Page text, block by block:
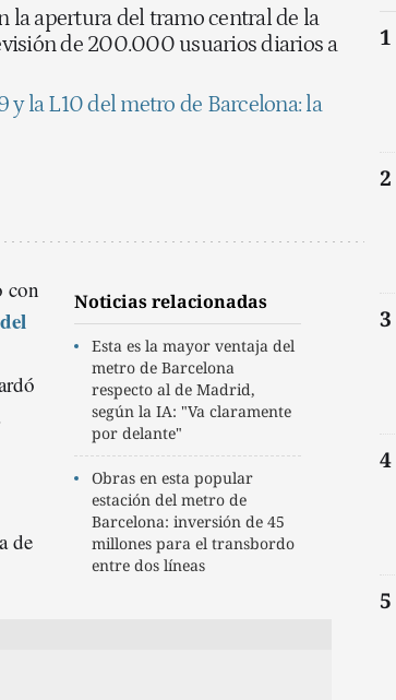
la apertura del tramo central de la
de 200.000 usuarios diarios a
y la L10 del metro de Barcelona: la
Noticias relacionadas
Esta es la mayor ventaja del
metro de Barcelona
respecto al de Madrid,
según la IA: "Va claramente
por delante"
Obras en esta popular
estación del metro de
Barcelona: inversión de 45
millones para el transbordo
entre dos líneas
con
de